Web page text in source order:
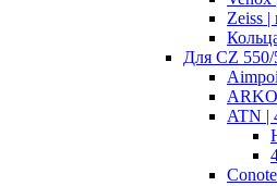
Zeiss
Для CZ 550/
ATN |